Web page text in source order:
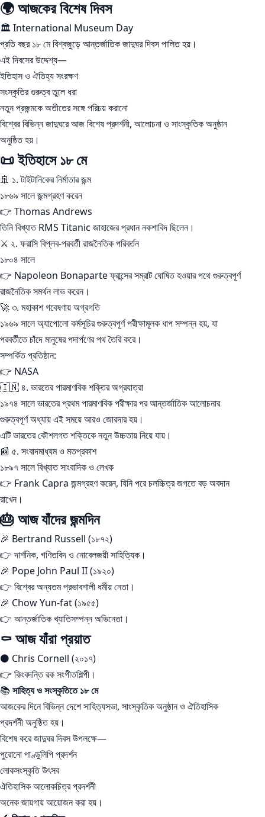
🌍 আজকের বিশেষ দিবস
🏛️ International Museum Day
প্রতি বছর ১৮ মে বিশ্বজুড়ে আন্তর্জাতিক জাদুঘর দিবস পালিত হয়।
এই দিবসের উদ্দেশ্য—
ইতিহাস ও ঐতিহ্য সংরক্ষণ
সংস্কৃতির গুরুত্ব তুলে ধরা
নতুন প্রজন্মকে অতীতের সঙ্গে পরিচয় করানো
বিশ্বের বিভিন্ন জাদুঘরে আজ বিশেষ প্রদর্শনী, আলোচনা ও সাংস্কৃতিক অনুষ্ঠান
অনুষ্ঠিত হয়।
📜 ইতিহাসে ১৮ মে
🚢 ১. টাইটানিকের নির্মাতার জন্ম
১৮৬৯ সালে জন্মগ্রহণ করেন
👉 Thomas Andrews
তিনি বিখ্যাত RMS Titanic জাহাজের প্রধান নকশাবিদ ছিলেন।
⚔️ ২. ফরাসি বিপ্লব-পরবর্তী রাজনৈতিক পরিবর্তন
১৮০৪ সালে
👉 Napoleon Bonaparte ফ্রান্সের সম্রাট ঘোষিত হওয়ার পথে গুরুত্বপূর্ণ
রাজনৈতিক সমর্থন লাভ করেন।
🚀 ৩. মহাকাশ গবেষণায় অগ্রগতি
১৯৬৯ সালে অ্যাপোলো কর্মসূচির গুরুত্বপূর্ণ পরীক্ষামূলক ধাপ সম্পন্ন হয়, যা
পরবর্তীতে চাঁদে মানুষের পদার্পণের পথ তৈরি করে।
সম্পর্কিত প্রতিষ্ঠান:
👉 NASA
🇮🇳 ৪. ভারতের পারমাণবিক শক্তির অগ্রযাত্রা
১৯৭৪ সালে ভারতের প্রথম পারমাণবিক পরীক্ষার পর আন্তর্জাতিক আলোচনার
গুরুত্বপূর্ণ অধ্যায় এই সময়ে আরও জোরদার হয়।
এটি ভারতের কৌশলগত শক্তিকে নতুন উচ্চতায় নিয়ে যায়।
📰 ৫. সংবাদমাধ্যম ও মতপ্রকাশ
১৮৯৭ সালে বিখ্যাত সাংবাদিক ও লেখক
👉 Frank Capra জন্মগ্রহণ করেন, যিনি পরে চলচ্চিত্র জগতে বড় অবদান
রাখেন।
🎂 আজ যাঁদের জন্মদিন
🎉 Bertrand Russell (১৮৭২)
👉 দার্শনিক, গণিতবিদ ও নোবেলজয়ী সাহিত্যিক।
🎉 Pope John Paul II (১৯২০)
👉 বিশ্বের অন্যতম প্রভাবশালী ধর্মীয় নেতা।
🎉 Chow Yun-fat (১৯৫৫)
👉 আন্তর্জাতিক খ্যাতিসম্পন্ন অভিনেতা।
⚰️ আজ যাঁরা প্রয়াত
⚫ Chris Cornell (২০১৭)
👉 কিংবদন্তি রক সংগীতশিল্পী।
📚সাহিত্য ও সংস্কৃতিতে ১৮ মে
আজকের দিনে বিভিন্ন দেশে সাহিত্যসভা, সাংস্কৃতিক অনুষ্ঠান ও ঐতিহাসিক
প্রদর্শনী অনুষ্ঠিত হয়।
বিশেষ করে জাদুঘর দিবস উপলক্ষে—
পুরোনো পাণ্ডুলিপি প্রদর্শন
লোকসংস্কৃতি উৎসব
ঐতিহাসিক আলোকচিত্র প্রদর্শনী
অনেক জায়গায় আয়োজন করা হয়।